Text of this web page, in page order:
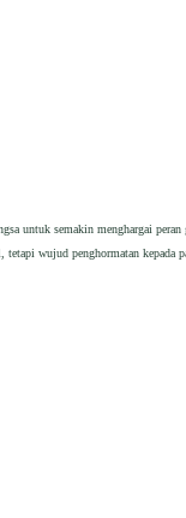
untuk semakin menghargai peran
wujud penghormatan kepada